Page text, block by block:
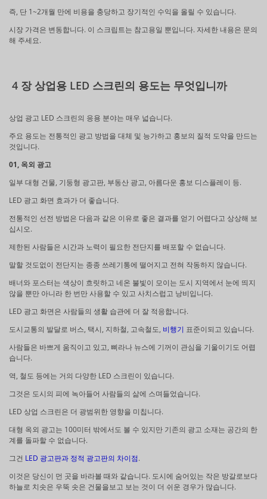
즉, 단 1~2개월 만에 비용을 충당하고 장기적인 수익을 올릴 수 있습니다.
시장 가격은 변동합니다. 이 스크립트는 참고용일 뿐입니다. 자세한 내용은 문의
해 주세요.
4 장 상업용 LED 스크린의 용도는 무엇입니까
상업 광고 LED 스크린의 응용 분야는 매우 넓습니다.
주요 용도는 전통적인 광고 방법을 대체 및 능가하고 홍보의 질적 도약을 만드는
것입니다.
01, 옥외 광고
일부 대형 건물, 기둥형 광고판, 부동산 광고, 아름다운 홍보 디스플레이 등.
LED 광고 화면 효과가 더 좋습니다.
전통적인 선전 방법은 다음과 같은 이유로 좋은 결과를 얻기 어렵다고 상상해 보
십시오.
제한된 사람들은 시간과 노력이 필요한 전단지를 배포할 수 없습니다.
말할 것도없이 전단지는 종종 쓰레기통에 떨어지고 전혀 작동하지 않습니다.
배너와 포스터는 색상이 흐릿하고 네온 불빛이 모이는 도시 지역에서 눈에 띄지
않을 뿐만 아니라 한 번만 사용할 수 있고 사치스럽고 낭비입니다.
LED 광고 화면은 사람들의 생활 습관에 더 잘 적응합니다.
도시교통의 발달로 버스, 택시, 지하철, 고속철도, 비행기 표준이되고 있습니다.
사람들은 바쁘게 움직이고 있고, 삐라나 뉴스에 기꺼이 관심을 기울이기도 어렵
습니다.
역, 철도 등에는 거의 다양한 LED 스크린이 있습니다.
그것은 도시의 피에 녹아들어 사람들의 삶에 스며들었습니다.
LED 상업 스크린은 더 광범위한 영향을 미칩니다.
대형 옥외 광고는 100미터 밖에서도 볼 수 있지만 기존의 광고 소재는 공간의 한
계를 돌파할 수 없습니다.
그건 LED 광고판과 정적 광고판의 차이점.
이것은 당신이 먼 곳을 바라볼 때와 같습니다. 도시에 숨어있는 작은 방갈로보다
하늘로 치솟은 우뚝 솟은 건물을보고 보는 것이 더 쉬운 경우가 많습니다.